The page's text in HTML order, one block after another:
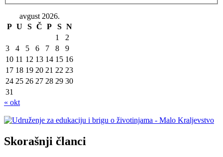
avgust 2026.
P U S Č P S N
1
2
3
4 5 6 7 8
9
10 11 12 13 14 15 16
17 18 19 20 21 22 23
24 25 26 27 28 29 30
31
« okt
Skorašnji članci